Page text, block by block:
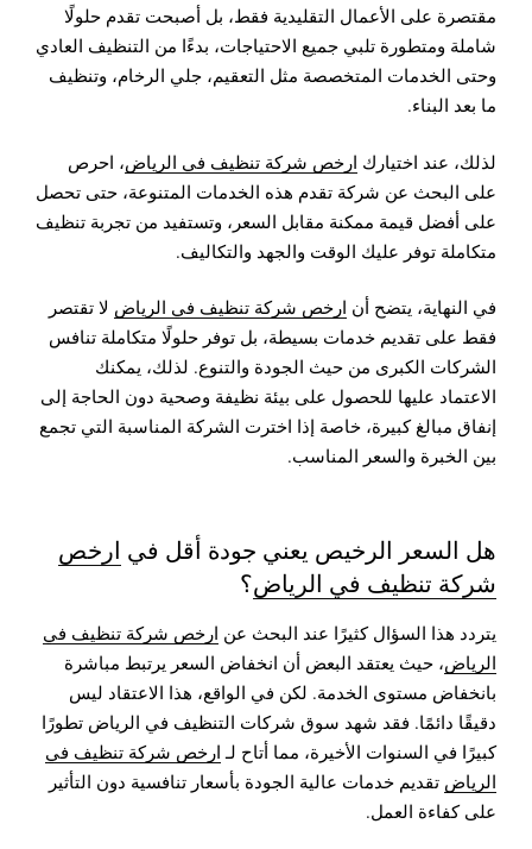
مقتصرة على الأعمال التقليدية فقط، بل أصبحت تقدم حلولًا
شاملة ومتطورة تلبي جميع الاحتياجات، بدءًا من التنظيف العادي
وحتى الخدمات المتخصصة مثل التعقيم، جلي الرخام، وتنظيف
ما بعد البناء.
لذلك، عند اختيارك ارخص شركة تنظيف في الرياض، احرص
على البحث عن شركة تقدم هذه الخدمات المتنوعة، حتى تحصل
على أفضل قيمة ممكنة مقابل السعر، وتستفيد من تجربة تنظيف
متكاملة توفر عليك الوقت والجهد والتكاليف.
في النهاية، يتضح أن ارخص شركة تنظيف في الرياض لا تقتصر
فقط على تقديم خدمات بسيطة، بل توفر حلولًا متكاملة تنافس
الشركات الكبرى من حيث الجودة والتنوع. لذلك، يمكنك
الاعتماد عليها للحصول على بيئة نظيفة وصحية دون الحاجة إلى
إنفاق مبالغ كبيرة، خاصة إذا اخترت الشركة المناسبة التي تجمع
بين الخبرة والسعر المناسب.
هل السعر الرخيص يعني جودة أقل في ارخص
شركة تنظيف في الرياض؟
يتردد هذا السؤال كثيرًا عند البحث عن ارخص شركة تنظيف في
الرياض، حيث يعتقد البعض أن انخفاض السعر يرتبط مباشرة
بانخفاض مستوى الخدمة. لكن في الواقع، هذا الاعتقاد ليس
دقيقًا دائمًا. فقد شهد سوق شركات التنظيف في الرياض تطورًا
كبيرًا في السنوات الأخيرة، مما أتاح لـ ارخص شركة تنظيف في
الرياض تقديم خدمات عالية الجودة بأسعار تنافسية دون التأثير
على كفاءة العمل.